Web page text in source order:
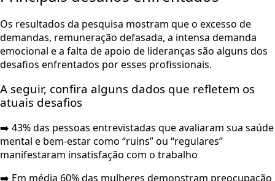
Os resultados da pesquisa mostram que o excesso de
demandas, remuneração defasada, a intensa demanda
emocional e a falta de apoio de lideranças são alguns dos
desafios enfrentados por esses profissionais.
A seguir, confira alguns dados que refletem os
atuais desafios
➡️ 43% das pessoas entrevistadas que avaliaram sua saúde
mental e bem-estar como “ruins” ou “regulares”
manifestaram insatisfação com o trabalho
➡️ Em média 60% das mulheres demonstram preocupação